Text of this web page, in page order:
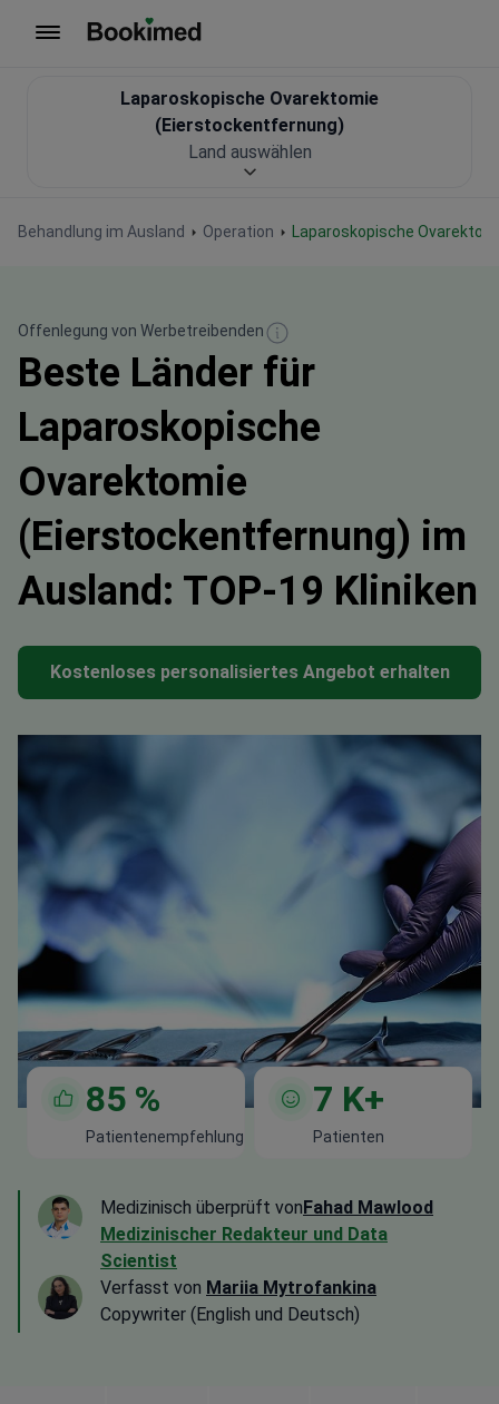
Behandlung im Ausland Operation Laparoskopische
Laparoskopische Ovarektomie
(Eierstockentfernung)
Land auswählen
Offenlegung von Werbetreibenden
Beste Länder für
Laparoskopische
Ovarektomie
(Eierstockentfernung) im
Ausland: TOP-19 Kliniken
Kostenloses personalisiertes Angebot erhalten
85 %
Patientenempfehlung
7 K+
Patienten
Medizinisch überprüft vonFahad Mawlood
Medizinischer Redakteur und Data
Scientist
Verfasst von Mariia Mytrofankina
Copywriter (English und Deutsch)